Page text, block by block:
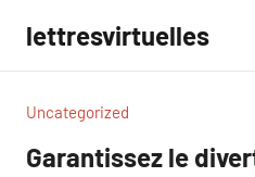
contenu
lettresvirtuelles
Uncategorized
Garantissez le